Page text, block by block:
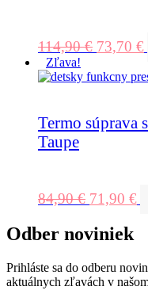
114,90€ 73,70 €
Zľava!
Termo súprava
Taupe
84,90€ 71,90 €
Odber noviniek
Prihláste sa do odberu
aktuálnych zľavách v